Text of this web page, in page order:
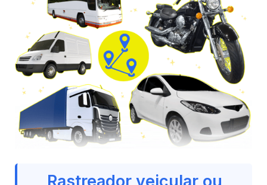
Rastreador veicular ou